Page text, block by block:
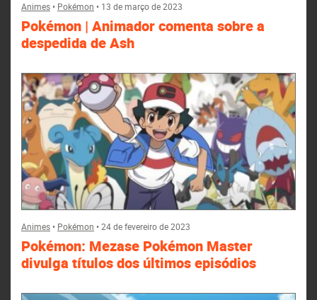
Animes• Pokémon • 13 de março de 2023
Pokémon | Animador comenta sobre a
despedida de Ash
Animes• Pokémon •24 de fevereiro de 2023
Pokémon: Mezase Pokémon Master
divulga títulos dos últimos episódios